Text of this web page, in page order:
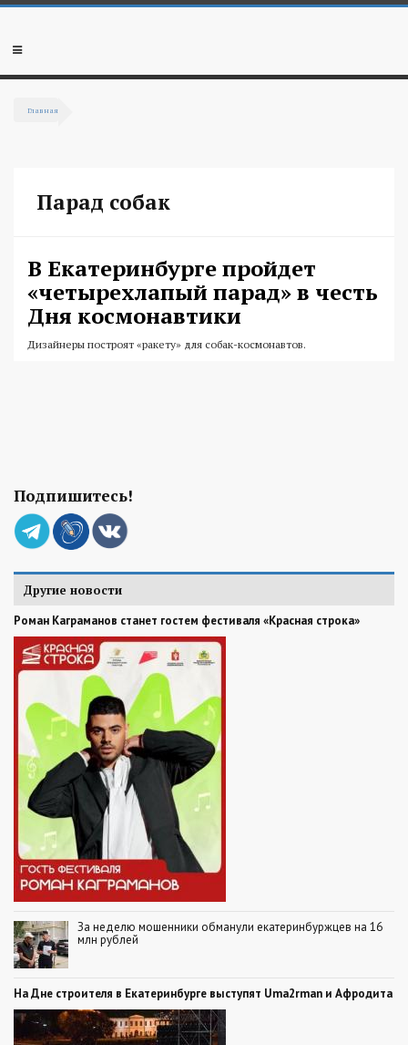
Перейти к основному содержанию
Мобильное
Главная
Парад собак
В Екатеринбурге пройдет
«четырехлапый парад» в честь
Дня космонавтики
Дизайнеры построят «ракету» для собак-космонавтов.
Подпишитесь!
Другие новости
Роман Каграманов станет гостем фестиваля «Красная строка»
За неделю мошенники обманули екатеринбуржцев на 16
млн рублей
На Дне строителя в Екатеринбурге выступят Uma2rman и Афродита